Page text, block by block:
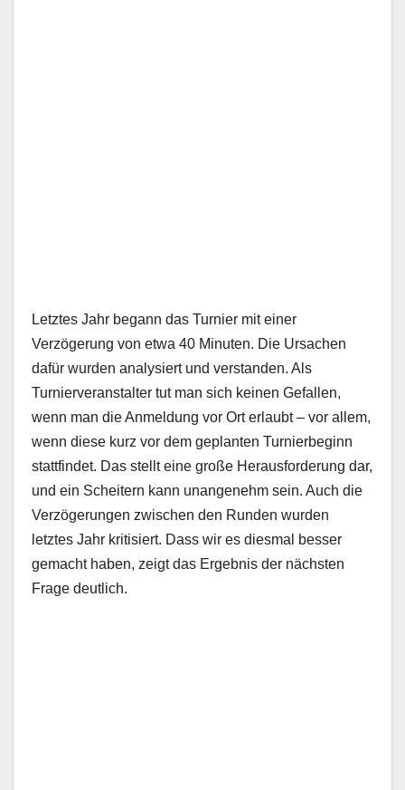
Letztes Jahr begann das Turnier mit einer
Verzögerung von etwa 40 Minuten. Die Ursachen
dafür wurden analysiert und verstanden. Als
Turnierveranstalter tut man sich keinen Gefallen,
wenn man die Anmeldung vor Ort erlaubt – vor allem,
wenn diese kurz vor dem geplanten Turnierbeginn
stattfindet. Das stellt eine große Herausforderung dar,
und ein Scheitern kann unangenehm sein. Auch die
Verzögerungen zwischen den Runden wurden
letztes Jahr kritisiert. Dass wir es diesmal besser
gemacht haben, zeigt das Ergebnis der nächsten
Frage deutlich.